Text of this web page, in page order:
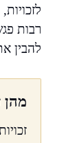
רבות
להבין
מהן